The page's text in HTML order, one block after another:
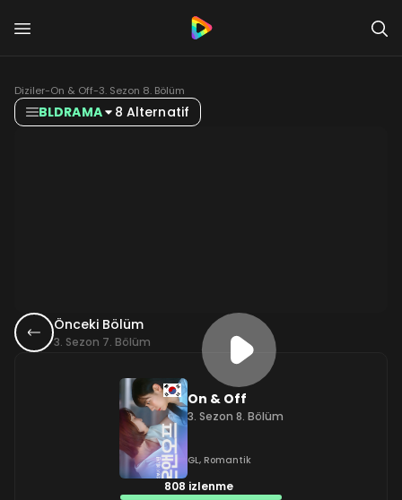
Diziler-On & Off-3. Sezon 8. Bölüm
BLDRAMA 8 Alternatif
Önceki Bölüm
3. Sezon 7. Bölüm
On & Off
3. Sezon 8. Bölüm
GL, Romantik
808 izlenme